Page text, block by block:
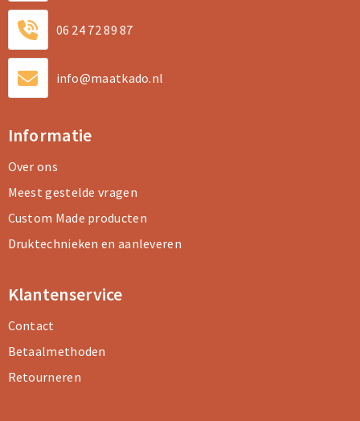
06 24 72 89 87
info@maatkado.nl
Informatie
Over ons
Meest gestelde vragen
Custom Made producten
Druktechnieken en aanleveren
Klantenservice
Contact
Betaalmethoden
Retourneren